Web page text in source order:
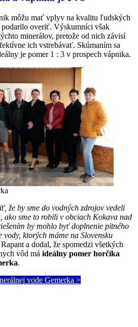
môžu mať vplyv na kvalitu ľudských
podarilo overiť. Výskumníci však
minerálov, pretože od nich závisí
ich vstrebávať. Skúmaním sa
je pomer 1 : 3 v prospech vápnika.
že by sme do vodných zdrojov vedeli
sme to robili v obciach Kokava nad
by mohlo byť doplnenie pitného
ktorých máme na Slovensku
a dodal, že spomedzi všetkých
vôd má ideálny pomer horčíka
.
vode Gemerka >